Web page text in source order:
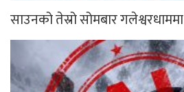
साउनको तेस्रो सोमबार गलेश्वरधाममा